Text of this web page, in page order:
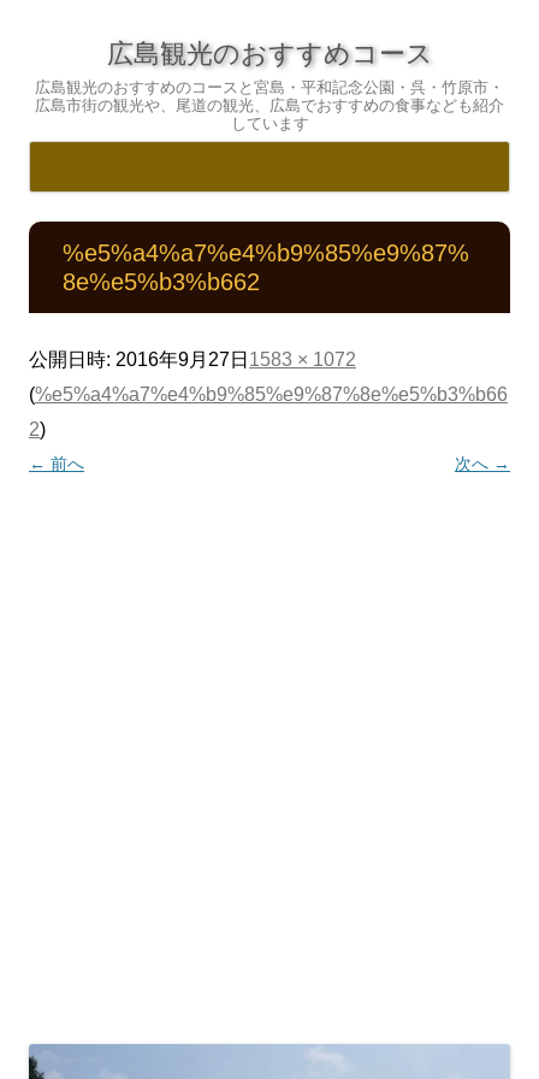
広島観光のおすすめコース
広島観光のおすすめのコースと宮島・平和記念公園・呉・竹原市・
広島市街の観光や、尾道の観光、広島でおすすめの食事なども紹介
しています
ン
ン
キ
プ
%e5%a4%a7%e4%b9%85%e9%87%
8e%e5%b3%b662
公開日時: 2016年9月27日 1583 × 1072
(%e5%a4%a7%e4%b9%85%e9%87%8e%e5%b3%b66
2)
← 前へ 次へ →